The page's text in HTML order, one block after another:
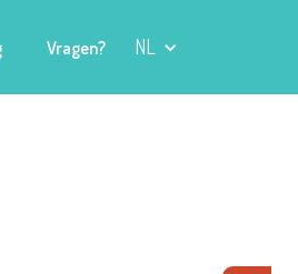
Vragen? NL